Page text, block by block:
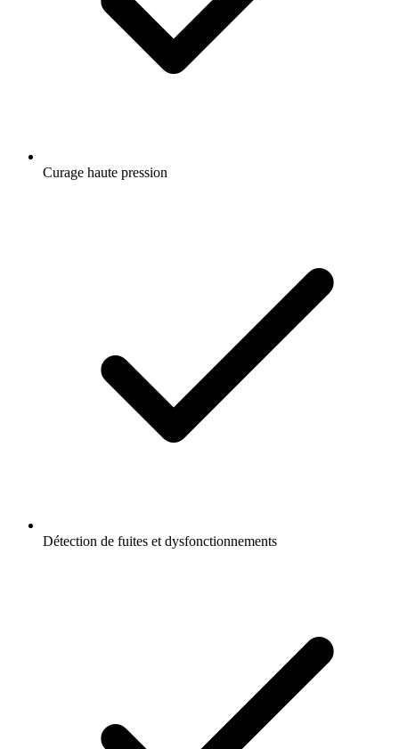
Curage haute pression
Détection de fuites et dysfonctionnements